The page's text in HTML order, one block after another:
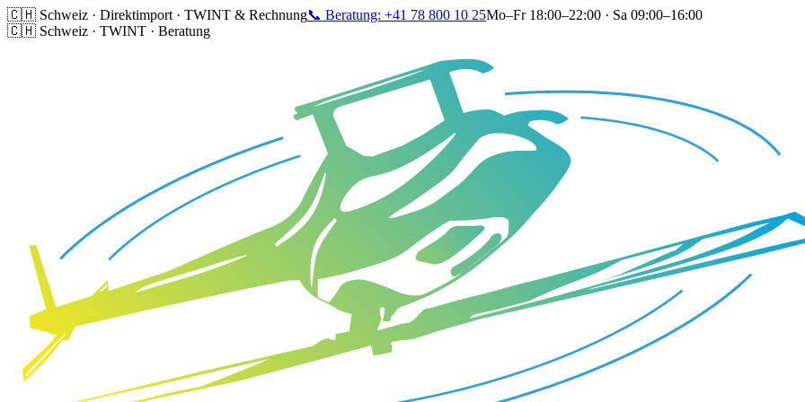
🇨🇭 Schweiz · Direktimport · TWINT & Rechnung📞 Beratung: +41 78 800 10 25Mo–Fr 18:00–22:00 · Sa 09:00–16:00
🇨🇭 Schweiz · TWINT · Beratung